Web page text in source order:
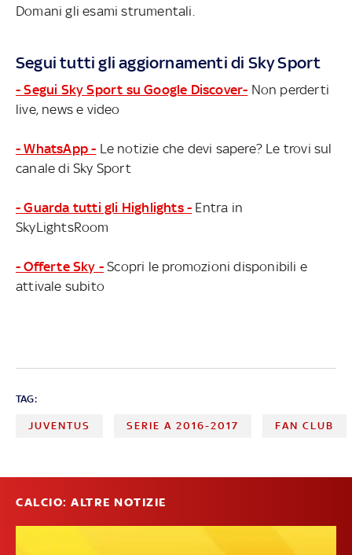
Domani gli esami strumentali.
Segui tutti gli aggiornamenti di Sky Sport
- Segui Sky Sport su Google Discover- Non perderti
live, news e video
- WhatsApp - Le notizie che devi sapere? Le trovi sul
canale di Sky Sport
- Guarda tutti gli Highlights - Entra in
SkyLightsRoom
- Offerte Sky - Scopri le promozioni disponibili e
attivale subito
TAG:
JUVENTUS SERIE A 2016-2017 FAN CLUB
CALCIO: ALTRE NOTIZIE